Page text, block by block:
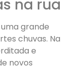
na rua
grande
chuvas. Na
e
novos